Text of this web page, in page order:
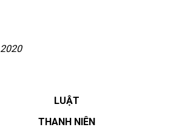
2020
LUẬT
THANH NIÊN